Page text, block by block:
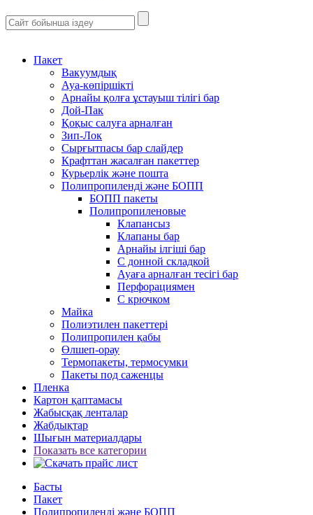
Пакет
Вакуумдық
Ауа-көпіршікті
Арнайы қолға ұстауыш тілігі бар
Дой-Пак
Қоқыс салуға арналған
Зип-Лок
Сырғытпасы бар слайдер
Крафттан жасалған пакеттер
Курьерлік және пошта
Полипропиленді және БОПП
БОПП пакеты
Полипропиленовые
Клапансыз
Клапаны бар
Арнайы ілгіші бар
С донной складкой
Ауаға арналған тесігі бар
Перфорациямен
С крючком
Майка
Полиэтилен пакеттері
Полипропилен қабы
Өлшеп-орау
Термопакеты, термосумки
Пакеты под саженцы
Пленка
Картон қаптамасы
Жабысқақ ленталар
Жабдықтар
Шығын материалдары
Показать все категории
Басты
Пакет
Полипропиленді және БОПП